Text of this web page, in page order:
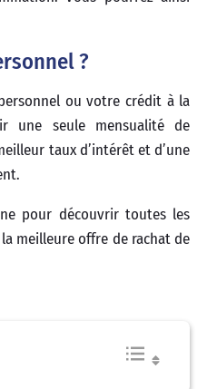
?
ou votre crédit à la
une seule mensualité de
taux d’intérêt et d’une
pour découvrir toutes les
meilleure offre de rachat de